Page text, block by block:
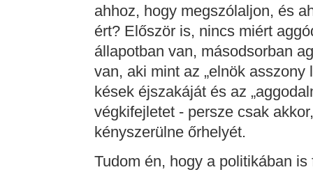
ahhoz, hogy megszólaljon, és
ért? Először is, nincs miért
állapotban van, másodsorban
van, aki mint az „elnök
kések éjszakáját és az
végkifejletet - persze csak
kényszerülne őrhelyét.
Tudom én, hogy a politikában